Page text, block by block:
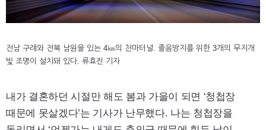
전남 구례와 전북 남원을 있는 4㎞의 천마터널. 졸음방지를 위한 3개의 무지개
빛 조명이 설치돼 있다. 류효진 기자
내가 결혼하던 시절만 해도 봄과 가을이 되면 ‘청첩장
때문에 못살겠다’는 기사가 난무했다. 나는 청첩장을